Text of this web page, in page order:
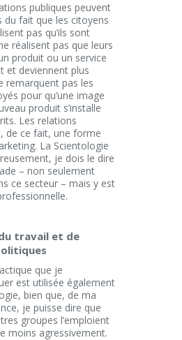
publiques peuvent
du fait que les citoyens
pas qu’ils sont
réalisent pas que leurs
produit ou un service
et deviennent plus
remarquent pas les
pour qu’une image
produit s’installe
Les relations
de ce fait, une forme
La Scientologie
je dois le dire
– non seulement
ce secteur – mais y est
travail et de
que je
est utilisée également
bien que, de ma
je puisse dire que
groupes l’emploient
moins agressivement.